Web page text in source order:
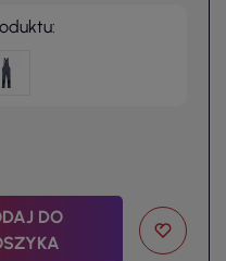
DO